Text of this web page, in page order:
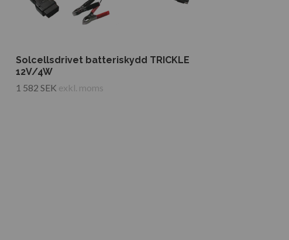
Solcellsdrivet batteriskydd TRICKLE
12V/4W
1 582 SEK exkl. moms